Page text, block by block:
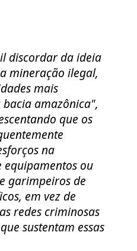
discordar da ideia
mineração ilegal,
mais
amazônica",
que os
na
equipamentos ou
garimpeiros de
em vez de
redes criminosas
sustentam essas